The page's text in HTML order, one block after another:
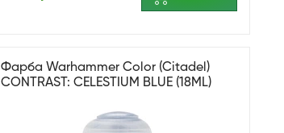
Фарба Warhammer Color (Citadel)
CONTRAST: CELESTIUM BLUE (18ML)